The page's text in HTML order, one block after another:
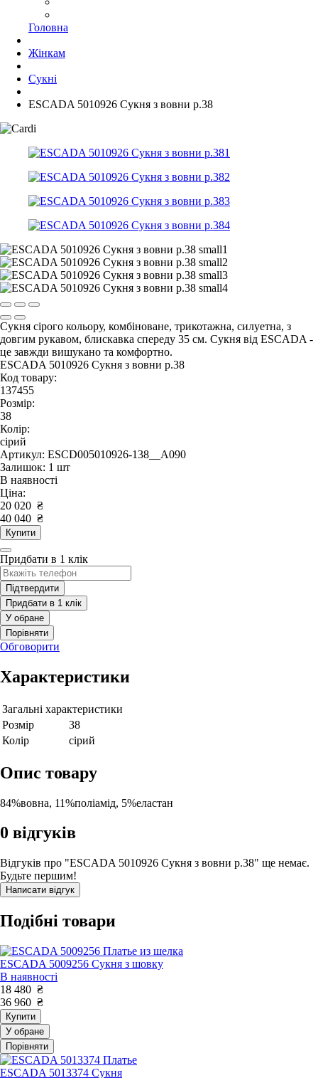
Головна
Жінкам
Сукні
ESCADA 5010926 Сукня з вовни р.38
Сукня сірого кольору, комбіноване, трикотажна, силуетна, з
довгим рукавом, блискавка спереду 35 см. Сукня від ESCADA -
це завжди вишукано та комфортно.
ESCADA 5010926 Сукня з вовни р.38
Код товару:
137455
Розмір:
38
Колір:
сірий
Артикул: ESCD005010926-138__A090
Залишок: 1 шт
В наявності
Ціна:
20 020 ₴
40 040 ₴
Купити
Придбати в 1 клік
Підтвердити
Придбати в 1 клік
У обране
Порівняти
Обговорити
Характеристики
Загальні характеристики
Розмір
38
Колір
сірий
Опис товару
84%вовна, 11%поліамід, 5%еластан
0 відгуків
Відгуків про "ESCADA 5010926 Сукня з вовни р.38" ще немає.
Будьте першим!
Написати відгук
Подібні товари
ESCADA 5009256 Сукня з шовку
В наявності
18 480 ₴
36 960 ₴
Купити
У обране
Порівняти
ESCADA 5013374 Сукня